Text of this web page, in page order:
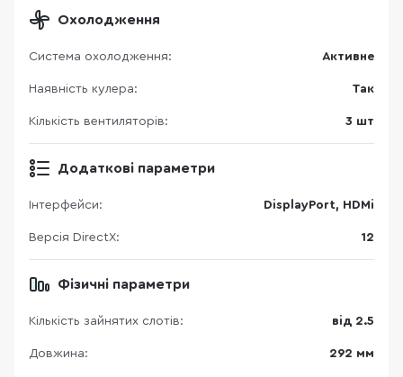
Охолодження
Система охолодження: Активне
Наявність кулера: Так
Кількість вентиляторів: 3 шт
Додаткові параметри
Інтерфейси: DisplayPort, HDMi
Версія DirectX: 12
Фізичні параметри
Кількість зайнятих слотів: від 2.5
Довжина: 292 мм